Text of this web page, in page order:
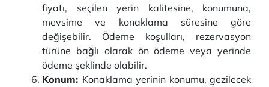
fiyatı, seçilen yerin kalitesine, konumuna,
mevsime ve konaklama süresine göre
değişebilir. Ödeme koşulları, rezervasyon
türüne bağlı olarak ön ödeme veya yerinde
ödeme şeklinde olabilir.
Konum: Konaklama yerinin konumu, gezilecek